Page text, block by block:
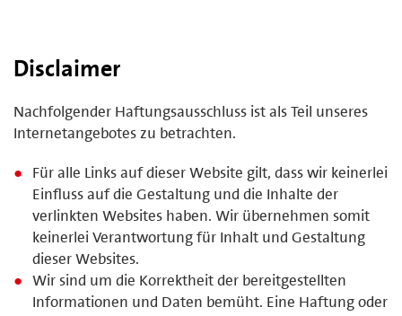
Disclaimer
Nachfolgender Haftungsausschluss ist als Teil unseres
Internetangebotes zu betrachten.
Für alle Links auf dieser Website gilt, dass wir keinerlei
Einfluss auf die Gestaltung und die Inhalte der
verlinkten Websites haben. Wir übernehmen somit
keinerlei Verantwortung für Inhalt und Gestaltung
dieser Websites.
Wir sind um die Korrektheit der bereitgestellten
Informationen und Daten bemüht. Eine Haftung oder